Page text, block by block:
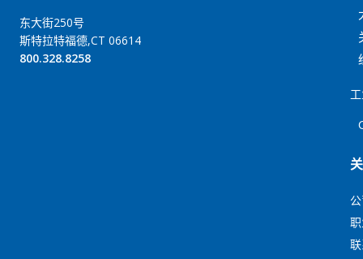
东大街250号
斯特拉特福德,CT 06614
800.328.8258